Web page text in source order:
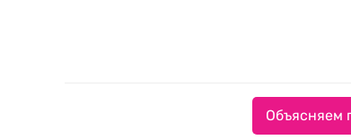
Объясняем